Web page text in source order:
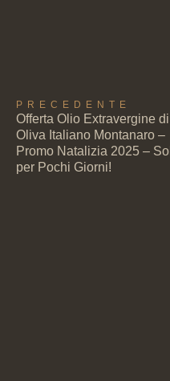
PRECEDENTE
Offerta Olio Extravergine di
Oliva Italiano Montanaro –
Promo Natalizia 2025 –
per Pochi Giorni!